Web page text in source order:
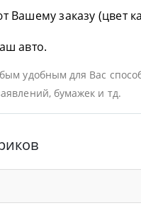
Вашему заказу (цвет
авто.
удобным для Вас
бумажек и тд.